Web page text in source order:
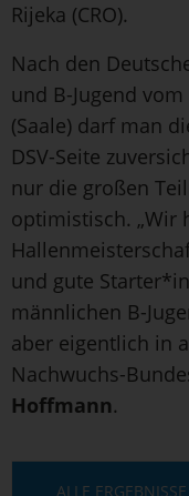
Rijeka (CRO).
Nach den
und B-Jugend
(Saale) darf man
DSV-Seite
nur die großen
optimistisch. „Wir
und gute
männlichen B-
aber eigentlich in
Nachwuchs-
Hoffmann.
ALLE